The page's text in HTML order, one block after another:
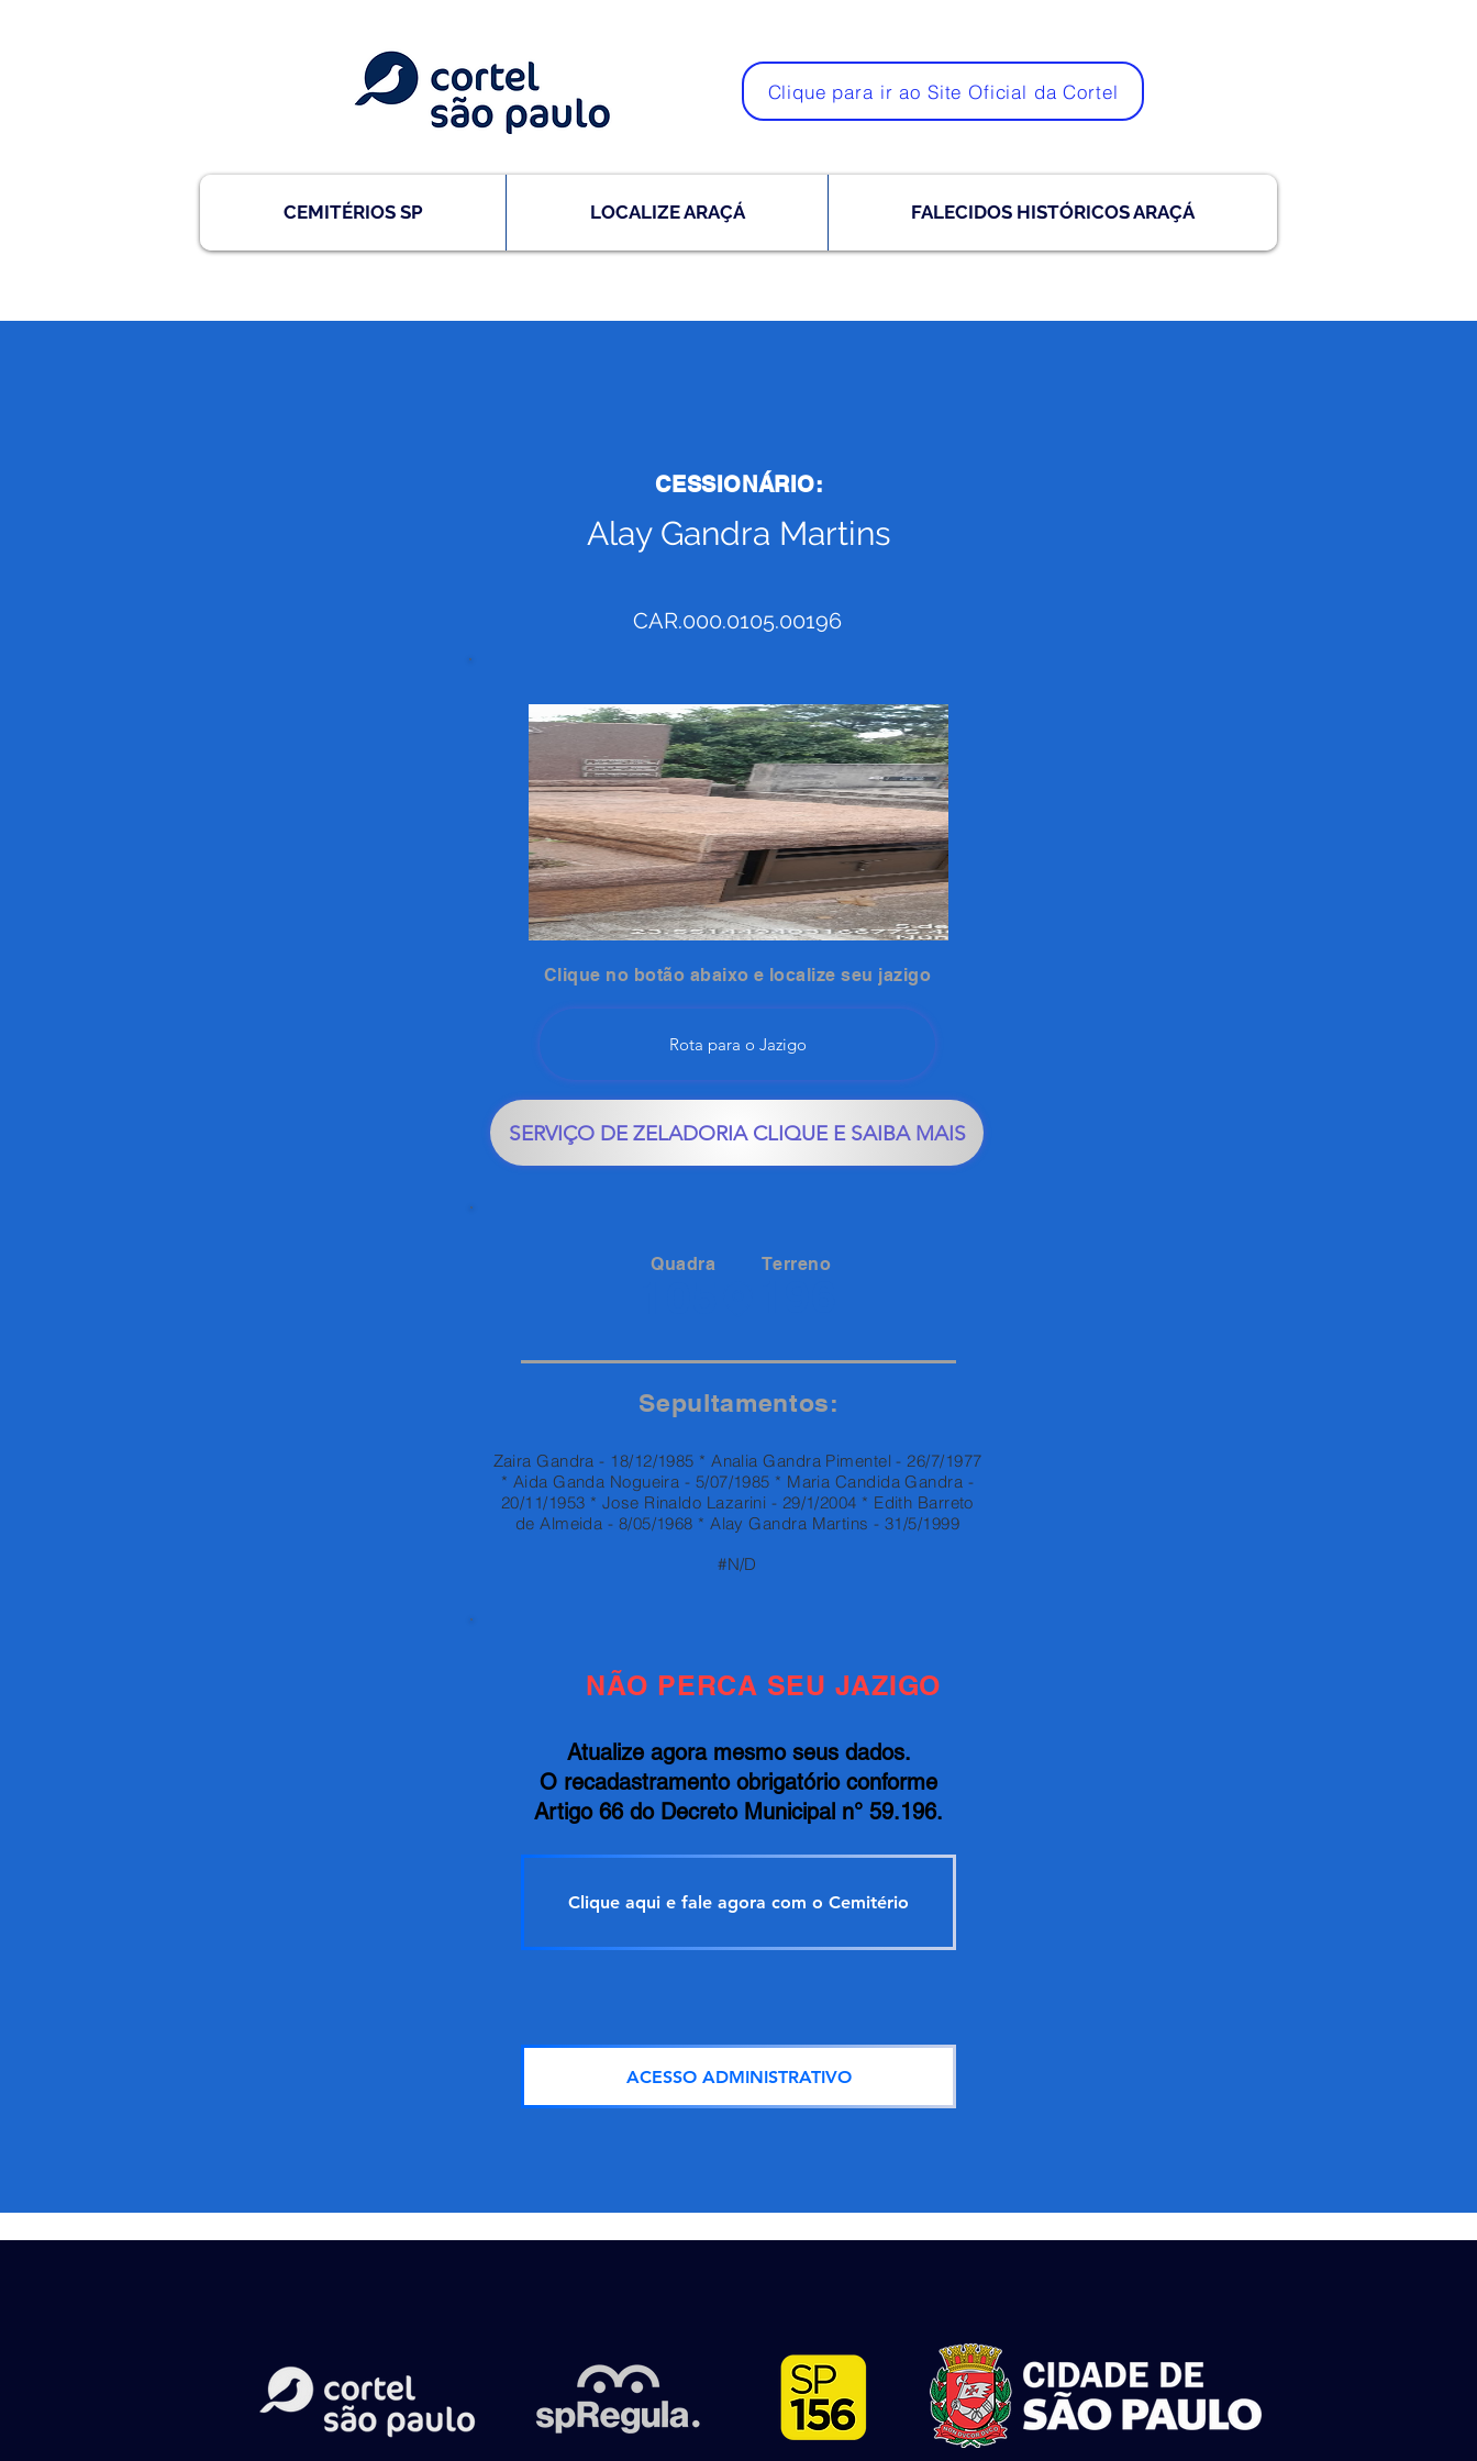
Clique para ir ao Site Oficial da Cortel
CEMITÉRIOS SP LOCALIZE ARAÇÁ FALECIDOS HISTÓRICOS ARAÇÁ
CESSIONÁRIO:
Alay Gandra Martins
CAR.000.0105.00196
Clique no botão abaixo e localize seu jazigo
Rota para o Jazigo
SERVIÇO DE ZELADORIA CLIQUE E SAIBA MAIS
Quadra Terreno
Sepultamentos:
Zaira Gandra - 18/12/1985 * Analia Gandra Pimentel - 26/7/1977
* Aida Ganda Nogueira - 5/07/1985 * Maria Candida Gandra -
20/11/1953 * Jose Rinaldo Lazarini - 29/1/2004 * Edith Barreto
de Almeida - 8/05/1968 * Alay Gandra Martins - 31/5/1999
#N/D
NÃO PERCA SEU JAZIGO
Atualize agora mesmo seus dados.
O recadastramento obrigatório conforme
Artigo 66 do Decreto Municipal n° 59.196.
Clique aqui e fale agora com o Cemitério
ACESSO ADMINISTRATIVO